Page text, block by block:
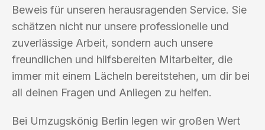
Beweis für unseren herausragenden Service. Sie
schätzen nicht nur unsere professionelle und
zuverlässige Arbeit, sondern auch unsere
freundlichen und hilfsbereiten Mitarbeiter, die
immer mit einem Lächeln bereitstehen, um dir bei
all deinen Fragen und Anliegen zu helfen.
Bei Umzugskönig Berlin legen wir großen Wert